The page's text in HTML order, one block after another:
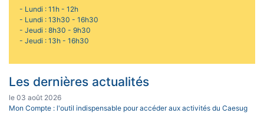
- Lundi : 11h - 12h
- Lundi : 13h30 - 16h30
- Jeudi : 8h30 - 9h30
- Jeudi : 13h - 16h30
Les dernières actualités
le 03 août 2026
Mon Compte : l'outil indispensable pour accéder aux activités du Caesug